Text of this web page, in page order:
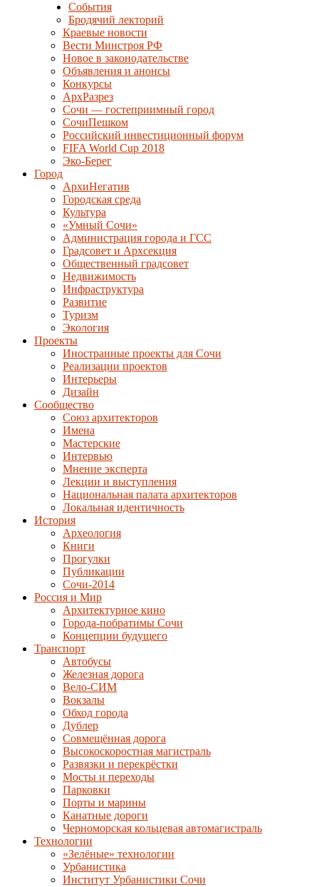
События
Бродячий лекторий
Краевые новости
Вести Минстроя РФ
Новое в законодательстве
Объявления и анонсы
Конкурсы
АрхРазрез
Сочи — гостеприимный город
СочиПешком
Российский инвестиционный форум
FIFA World Cup 2018
Эко-Берег
Город
АрхиНегатив
Городская среда
Культура
«Умный Сочи»
Администрация города и ГСС
Градсовет и Архсекция
Общественный градсовет
Недвижимость
Инфраструктура
Развитие
Туризм
Экология
Проекты
Иностранные проекты для Сочи
Реализации проектов
Интерьеры
Дизайн
Сообщество
Союз архитекторов
Имена
Мастерские
Интервью
Мнение эксперта
Лекции и выступления
Национальная палата архитекторов
Локальная идентичность
История
Археология
Книги
Прогулки
Публикации
Сочи-2014
Россия и Мир
Архитектурное кино
Города-побратимы Сочи
Концепции будущего
Транспорт
Автобусы
Железная дорога
Вело-СИМ
Вокзалы
Обход города
Дублер
Совмещённая дорога
Высокоскоростная магистраль
Развязки и перекрёстки
Мосты и переходы
Парковки
Порты и марины
Канатные дороги
Черноморская кольцевая автомагистраль
Технологии
«Зелёные» технологии
Урбанистика
Институт Урбанистики Сочи